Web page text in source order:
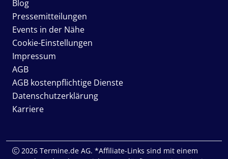
Blog
Pressemitteilungen
Events in der Nähe
Cookie-Einstellungen
Impressum
AGB
AGB kostenpflichtige Dienste
Datenschutzerklärung
Karriere
2026 Termine.de AG. *Affiliate-Links sind mit einem